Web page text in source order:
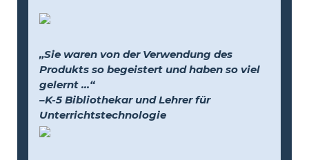
„Sie waren von der Verwendung des
Produkts so begeistert und haben so viel
gelernt …“
–K-5 Bibliothekar und Lehrer für
Unterrichtstechnologie